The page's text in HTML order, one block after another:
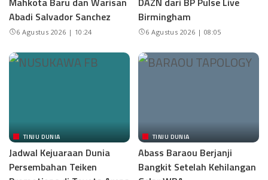
Abadi Salvador Sanchez
6 Agustus 2026 | 10:24
Birmingham
6 Agustus 2026 | 08:05
TINJU DUNIA
Jadwal Kejuaraan Dunia
Persembahan Teiken
TINJU DUNIA
Abass Baraou Berjanji
Bangkit Setelah Kehilangan